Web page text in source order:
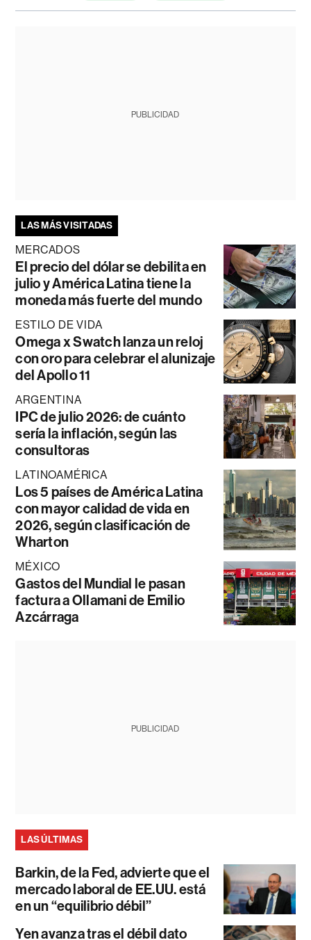
PUBLICIDAD
LAS MÁS VISITADAS
MERCADOS
El precio del dólar se debilita en
julio y América Latina tiene la
moneda más fuerte del mundo
ESTILO DE VIDA
Omega x Swatch lanza un reloj
con oro para celebrar el alunizaje
del Apollo 11
ARGENTINA
IPC de julio 2026: de cuánto
sería la inflación, según las
consultoras
LATINOAMÉRICA
Los 5 países de América Latina
con mayor calidad de vida en
2026, según clasificación de
Wharton
MÉXICO
Gastos del Mundial le pasan
factura a Ollamani de Emilio
Azcárraga
PUBLICIDAD
LAS ÚLTIMAS
Barkin, de la Fed, advierte que el
mercado laboral de EE.UU. está
en un “equilibrio débil”
Yen avanza tras el débil dato